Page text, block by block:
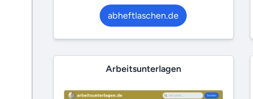
abheftlaschen.de
Arbeitsunterlagen